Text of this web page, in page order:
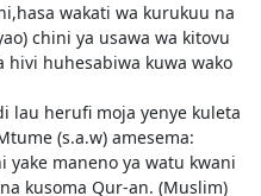
wakati wa kurukuu na
chini ya usawa wa kitovu
hivi huhesabiwa kuwa wako
lau herufi moja yenye kuleta
(s.a.w) amesema:
yake maneno ya watu kwani
kusoma Qur-an. (Muslim)